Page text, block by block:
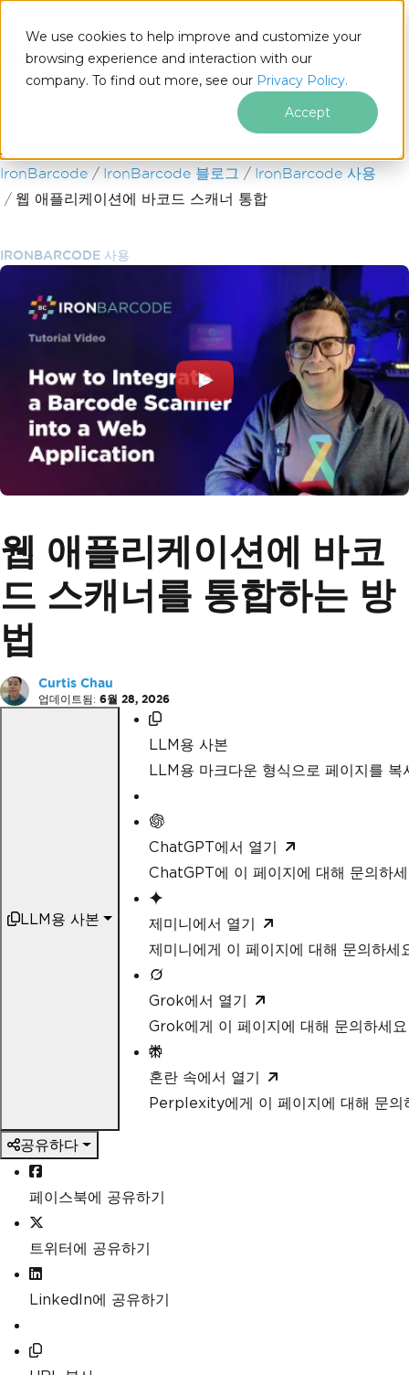
We use cookies to help improve and customize your
browsing experience and interaction with our
company. To find out more, see our Privacy Policy.
Accept
푸터 콘텐츠로 바로가기
IronBarcode IronBarcode 블로그
IronBarcode 사용
웹 애플리케이션에 바코드 스캐너 통합
IRONBARCODE 사용
웹 애플리케이션에 바코
드 스캐너를 통합하는 방
법
Curtis Chau
업데이트됨: 6월 28, 2026
LLM용 사본
LLM용 사본
LLM용 마크다운 형식으로 페이지를 복
ChatGPT에서 열기
ChatGPT에 이 페이지에 대해 문의하
제미니에서 열기
제미니에게 이 페이지에 대해 문의하세
Grok에서 열기
Grok에게 이 페이지에 대해 문의하세요
혼란 속에서 열기
Perplexity에게 이 페이지에 대해 문의
공유하다
페이스북에 공유하기
트위터에 공유하기
LinkedIn에 공유하기